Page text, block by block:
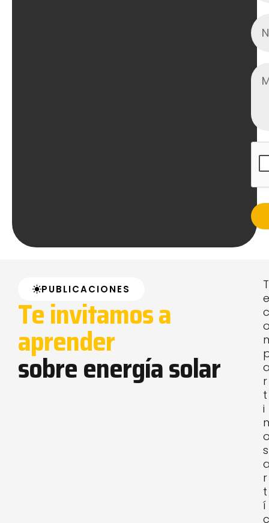
PUBLICACIONES
Te invitamos a
aprender
sobre energía solar
T
e
c
r
t
i
s
r
t
í
c